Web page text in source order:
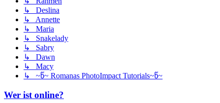
↳ Deslina
↳ Annette
↳ Maria
↳ Snakelady
↳ Sabry
↳ Dawn
↳ Macy
↳ ~წ~ Romanas PhotoImpact Tutorials~წ~
Wer ist online?